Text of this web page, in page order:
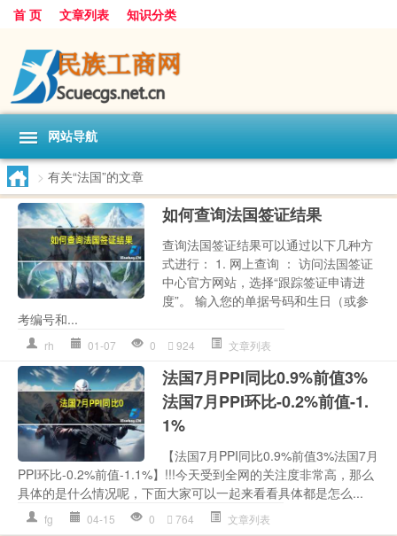
首 页 文章列表 知识分类
网站导航
> 有关“法国”的文章
如何查询法国签证结果
查询法国签证结果可以通过以下几种方
式进行： 1. 网上查询 ： 访问法国签证
中心官方网站，选择“跟踪签证申请进
度”。 输入您的单据号码和生日（或参
考编号和...
rh 01-07 0 924 文章列表
法国7月PPI同比0.9%前值3%
法国7月PPI环比-0.2%前值-1.
1%
【法国7月PPI同比0.9%前值3%法国7月
PPI环比-0.2%前值-1.1%】!!!今天受到全网的关注度非常高，那么
具体的是什么情况呢，下面大家可以一起来看看具体都是怎么...
fg 04-15 0 764 文章列表